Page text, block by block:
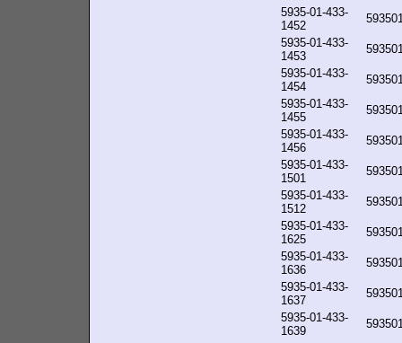
5935-01-433-
1452
5935-01-433-
1453
5935-01-433-
1454
5935-01-433-
1455
5935-01-433-
1456
5935-01-433-
1501
5935-01-433-
1512
5935-01-433-
1625
5935-01-433-
1636
5935-01-433-
1637
5935-01-433-
1639